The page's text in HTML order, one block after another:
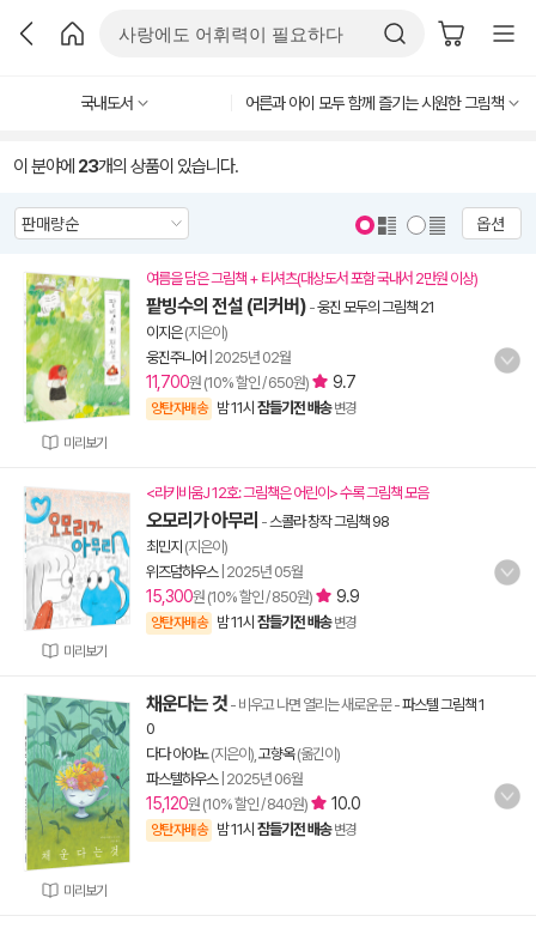
국내도서 어른과 아이 모두 함께 즐기는 시원한 그림책
이 분야에 23개의 상품이 있습니다.
옵션
미리보기
여름을 담은 그림책 + 티셔츠(대상도서 포함 국내서 2만원 이상)
팥빙수의 전설 (리커버) -웅진 모두의 그림책 21
이지은(지은이)
웅진주니어 2025년 02월
11,700원 (10% 할인 / 650원) 9.7
양탄자배송 밤 11시 잠들기전 배송 변경
미리보기
<라키비움J 12호: 그림책은 어린이> 수록 그림책 모음
오모리가 아무리 -스콜라 창작 그림책 98
최민지 (지은이)
위즈덤하우스| 2025년 05월
15,300원 (10% 할인 / 850원) 9.9
양탄자배송 밤 11시 잠들기전 배송 변경
미리보기
채운다는 것 - 비우고 나면 열리는 새로운 문-파스텔 그림책 1
0
다다 아야노(지은이), 고향옥(옮긴이)
파스텔하우스| 2025년 06월
15,120원 (10% 할인 / 840원) 10.0
양탄자배송 밤 11시 잠들기전 배송 변경